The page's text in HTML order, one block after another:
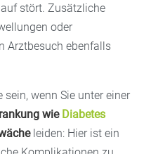
stört. Zusätzliche
oder
Arztbesuch ebenfalls
wenn Sie unter einer
wie Diabetes
leiden: Hier ist ein